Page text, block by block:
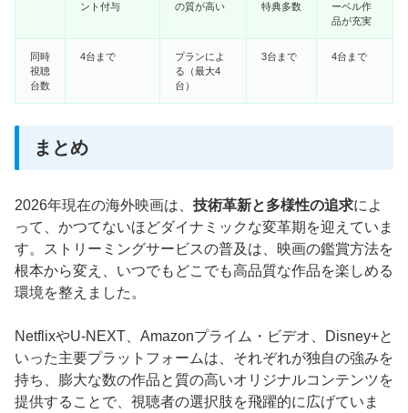
ント付与
の質が高い
特典多数
ーベル作
品が充実
同時
視聴
台数
4台まで
プランによ
る（最大4
台）
3台まで 4台まで
まとめ
2026年現在の海外映画は、 技術革新と多様性の追求によ
って、かつてないほどダイナミックな変革期を迎えていま
す。ストリーミングサービスの普及は、映画の鑑賞方法を
根本から変え、いつでもどこでも高品質な作品を楽しめる
環境を整えました。
NetflixやU-NEXT、Amazonプライム・ビデオ、Disney+と
いった主要プラットフォームは、それぞれが独自の強みを
持ち、膨大な数の作品と質の高いオリジナルコンテンツを
提供することで、視聴者の選択肢を飛躍的に広げていま